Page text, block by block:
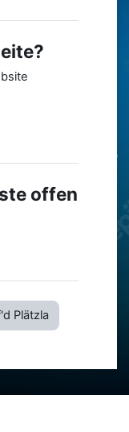
offen
Plätzla